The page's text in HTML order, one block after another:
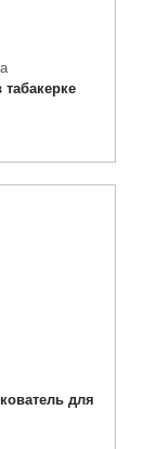
табакерке
для